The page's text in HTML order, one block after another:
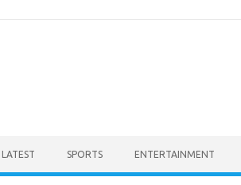
LATEST SPORTS ENTERTAINMENT